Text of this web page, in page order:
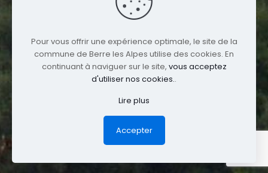
© 2017 Berre-les-Alpes. All Rights Reserved.
Mentions légales
Pour vous offrir une expérience optimale, le site de la
commune de Berre les Alpes utilise des cookies. En
continuant à naviguer sur le site, vous acceptez
d'utiliser nos cookies..
Lire plus
Accepter